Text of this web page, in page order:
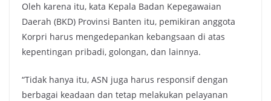
Oleh karena itu, kata Kepala Badan Kepegawaian
Daerah (BKD) Provinsi Banten itu, pemikiran anggota
Korpri harus mengedepankan kebangsaan di atas
kepentingan pribadi, golongan, dan lainnya.
“Tidak hanya itu, ASN juga harus responsif dengan
berbagai keadaan dan tetap melakukan pelayanan